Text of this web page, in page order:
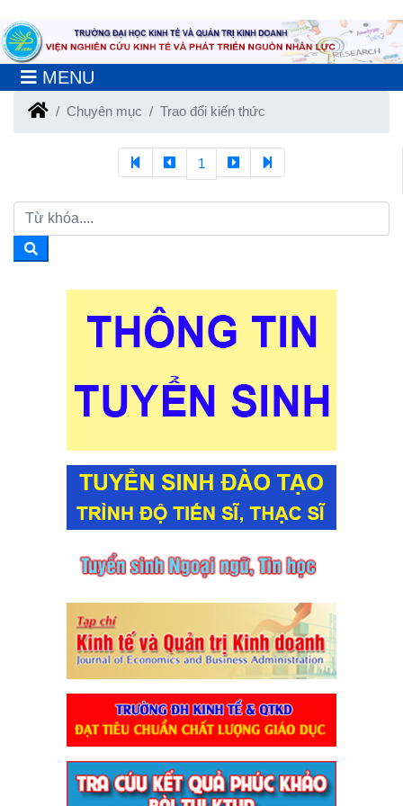
MENU
Chuyên mục Trao đổi kiến thức
1